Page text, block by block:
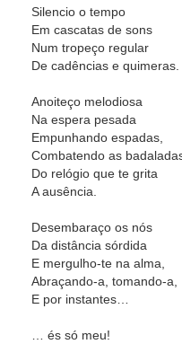
Silencio o tempo
Em cascatas de sons
Num tropeço regular
De cadências e quimeras.
Anoiteço melodiosa
Na espera pesada
Empunhando espadas,
Combatendo as
Do relógio que te grita
A ausência.
Desembaraço os nós
Da distância sórdida
E mergulho-te na alma,
Abraçando-a, tomando-a,
E por instantes…
… és só meu!